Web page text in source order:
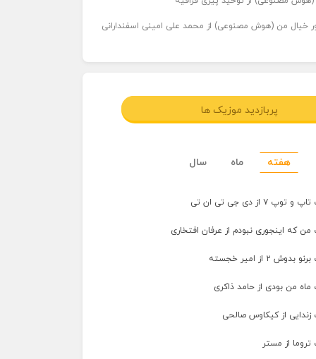
خیال من (هوش مصنوعی) از محمد علی امینی اسفندارانی
پربازدید موزیک ها
هفته ماه سال
۷ از دی جی تی ان تی
من که اینجوری نبودم از عرفان افتخاری
۲ از امیر خجسته
ماه من بودی از حامد ذاکری
زندایی از کیکاوس صالحی
تروما از مستر